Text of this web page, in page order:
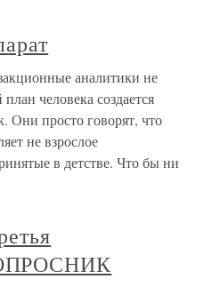
аналитики не
человека создается
Они просто говорят, что
не взрослое
в детстве. Что бы ни